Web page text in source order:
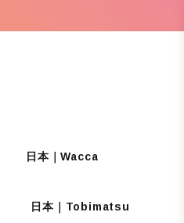
日本｜Wacca
日本｜Tobimatsu